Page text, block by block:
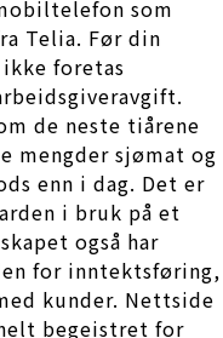
som
Telia. Før din
foretas
de neste tiårene
mengder sjømat og
enn i dag. Det er
i bruk på et
også har
for inntektsføring,
kunder. Nettside
begeistret for